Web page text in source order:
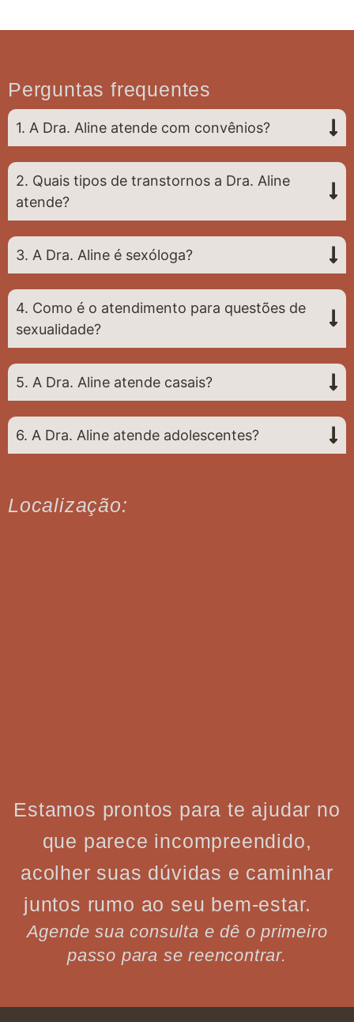
Perguntas frequentes
1. A Dra. Aline atende com convênios?
2. Quais tipos de transtornos a Dra. Aline
atende?
3. A Dra. Aline é sexóloga?
4. Como é o atendimento para questões de
sexualidade?
5. A Dra. Aline atende casais?
6. A Dra. Aline atende adolescentes?
Localização:
Estamos prontos para te ajudar no
que parece incompreendido,
acolher suas dúvidas e caminhar
juntos rumo ao seu bem-estar.
Agende sua consulta e dê o primeiro
passo para se reencontrar.